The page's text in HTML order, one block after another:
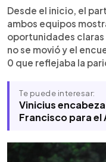
Desde el inicio, el
ambos equipos
oportunidades claras
no se movió y el
0 que reflejaba la
Te puede interesar:
Vinicius
Francisco para